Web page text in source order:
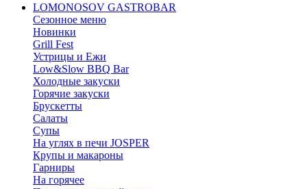
LOMONOSOV GASTROBAR
Сезонное меню
Новинки
Grill Fest
Устрицы и Ежи
Low&Slow BBQ Bar
Холодные закуски
Горячие закуски
Брускетты
Салаты
Супы
На углях в печи JOSPER
Крупы и макароны
Гарниры
На горячее